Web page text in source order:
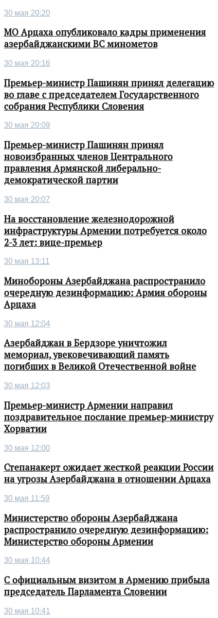
30 мая 20:20
МО Арцаха опубликовало кадры применения
азербайджанскими ВС минометов
30 мая 20:16
Премьер-министр Пашинян принял делегацию
во главе с председателем Государственного
собрания Республики Словения
30 мая 20:09
Премьер-министр Пашинян принял
новоизбранных членов Центрального
правления Армянской либерально-
демократической партии
30 мая 20:07
На восстановление железнодорожной
инфраструктуры Армении потребуется около
2-3 лет: вице-премьер
30 мая 13:11
Минобороны Азербайджана распространило
очередную дезинформацию: Армия обороны
Арцаха
30 мая 12:04
Азербайджан в Бердзоре уничтожил
мемориал, увековечивающий память
погибших в Великой Отечественной войне
30 мая 12:03
Премьер-министр Армении направил
поздравительное послание премьер-министру
Хорватии
30 мая 12:00
Степанакерт ожидает жесткой реакции России
на угрозы Азербайджана в отношении Арцаха
30 мая 11:59
Министерство обороны Азербайджана
распространило очередную дезинформацию:
Министерство обороны Армении
30 мая 10:44
С официальным визитом в Армению прибыла
председатель Парламента Словении
30 мая 10:41